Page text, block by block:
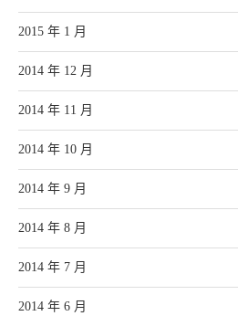
2015 年 1 月
2014 年 12 月
2014 年 11 月
2014 年 10 月
2014 年 9 月
2014 年 8 月
2014 年 7 月
2014 年 6 月